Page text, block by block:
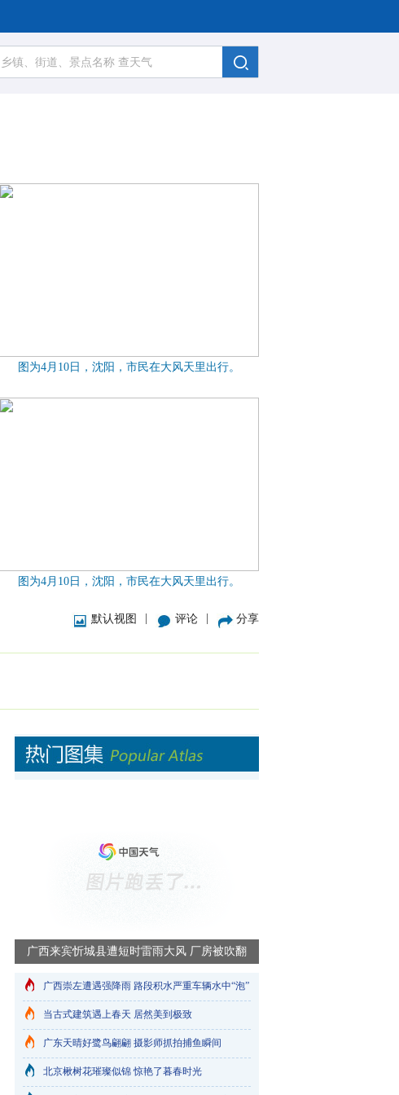
图为4月10日，沈阳，市民在大风天里出行。
图为4月10日，沈阳，市民在大风天里出行。
默认视图 评论 分享
广西来宾忻城县遭短时雷雨大风 厂房被吹翻
广西崇左遭遇强降雨 路段积水严重车辆水中“泡”​
当古式建筑遇上春天 居然美到极致
广东天晴好鹭鸟翩翩 摄影师抓拍捕鱼瞬间
北京楸树花璀璨似锦 惊艳了暮春时光